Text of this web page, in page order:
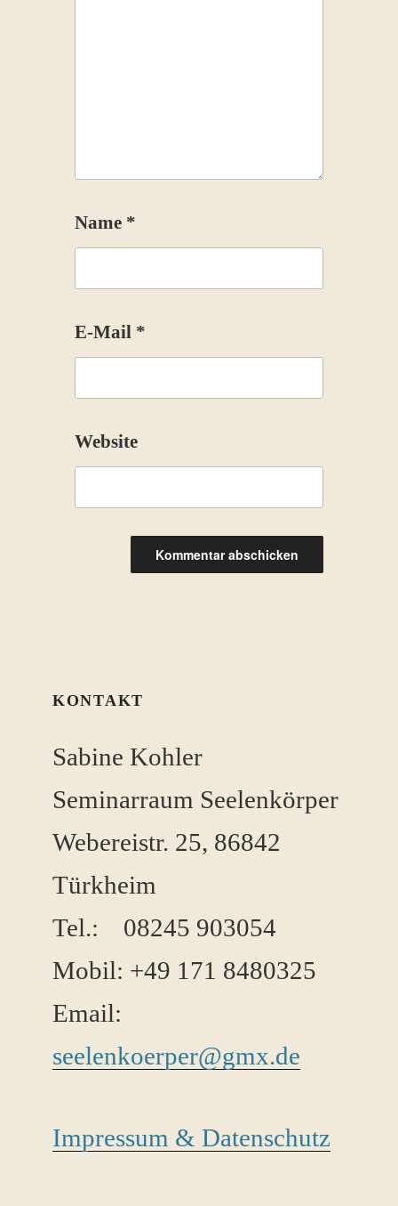
Name *
E-Mail *
Website
KONTAKT
Sabine Kohler
Seminarraum Seelenkörper
Webereistr. 25, 86842
Türkheim
Tel.: 08245 ​903054
Mobil: +49 171 8480325
Email:
seelenkoerper@gmx.de
Impressum & Datenschutz